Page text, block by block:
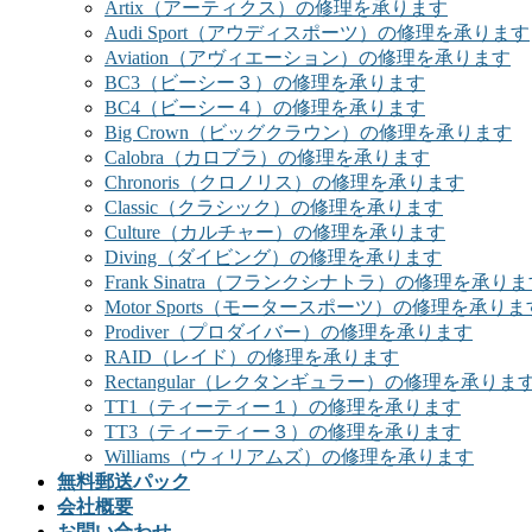
Artix（アーティクス）の修理を承ります
Audi Sport（アウディスポーツ）の修理を承ります
Aviation（アヴィエーション）の修理を承ります
BC3（ビーシー３）の修理を承ります
BC4（ビーシー４）の修理を承ります
Big Crown（ビッグクラウン）の修理を承ります
Calobra（カロブラ）の修理を承ります
Chronoris（クロノリス）の修理を承ります
Classic（クラシック）の修理を承ります
Culture（カルチャー）の修理を承ります
Diving（ダイビング）の修理を承ります
Frank Sinatra（フランクシナトラ）の修理を承りま
Motor Sports（モータースポーツ）の修理を承りま
Prodiver（プロダイバー）の修理を承ります
RAID（レイド）の修理を承ります
Rectangular（レクタンギュラー）の修理を承りま
TT1（ティーティー１）の修理を承ります
TT3（ティーティー３）の修理を承ります
Williams（ウィリアムズ）の修理を承ります
無料郵送パック
会社概要